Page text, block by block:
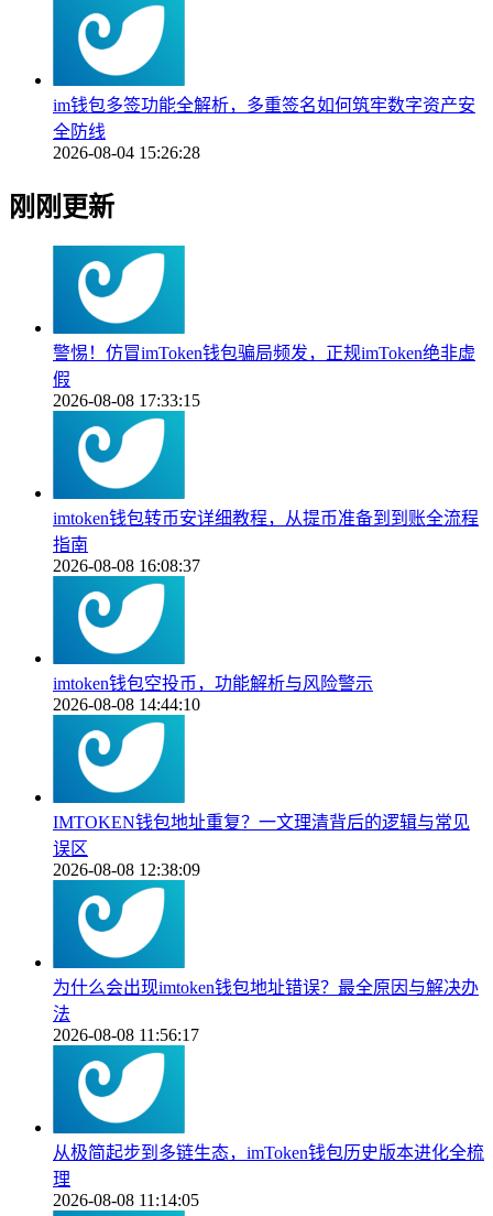
im钱包多签功能全解析，多重签名如何筑牢数字资产安
全防线
2026-08-04 15:26:28
刚刚更新
警惕！仿冒imToken钱包骗局频发，正规imToken绝非虚
假
2026-08-08 17:33:15
imtoken钱包转币安详细教程，从提币准备到到账全流程
指南
2026-08-08 16:08:37
imtoken钱包空投币，功能解析与风险警示
2026-08-08 14:44:10
IMTOKEN钱包地址重复？一文理清背后的逻辑与常见
误区
2026-08-08 12:38:09
为什么会出现imtoken钱包地址错误？最全原因与解决办
法
2026-08-08 11:56:17
从极简起步到多链生态，imToken钱包历史版本进化全梳
理
2026-08-08 11:14:05